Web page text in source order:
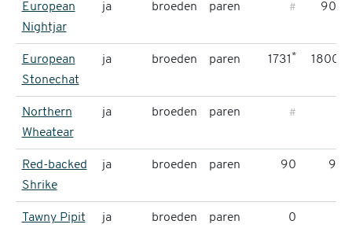
European
Nightjar
ja broeden paren # 900
European
Stonechat
ja broeden paren 1731 * 1800
Northern
Wheatear
ja broeden paren #
Red-backed
Shrike
ja broeden paren 90 96
Tawny Pipit ja broeden paren 0